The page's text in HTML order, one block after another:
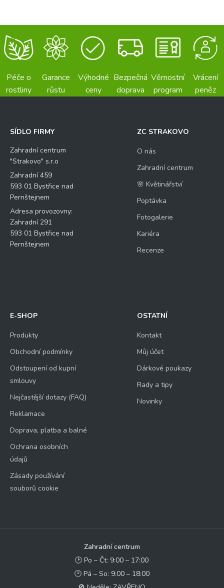
Péče o
rostliny
Garance
růstu
Výhodné
ceny
Bezpečná
doprava
Věrnostní
program
Vrácení
peněz
SÍDLO FIRMY
Zahradní centrum
"Strakovo" s.r.o
Zahradní 459
593 01 Bystřice nad
Pernštejnem
Adresa provozovny:
Zahradní 291
593 01 Bystřice nad
Pernštejnem
ZC STRAKOVO
O nás
Zahradní centrum
🌸 Květinářství
Poptávka
Fotogalerie
Kariéra
Recenze
E-SHOP
Produkty
Obchodní podmínky
Odstoupení od kupní
smlouvy
Nejčastější dotazy (FAQ)
Reklamace
Doprava, platba a balné
Ochrana osobních
údajů
Zásady používání
souborů cookie
OSTATNÍ
Kontakt
Můj účet
Dárkové poukazy
Rady a tipy
Novinky
Zahradní centrum
🕑 Po – Čt: 9:00 – 17:00
🕑 Pá – So: 9:00 – 18:00